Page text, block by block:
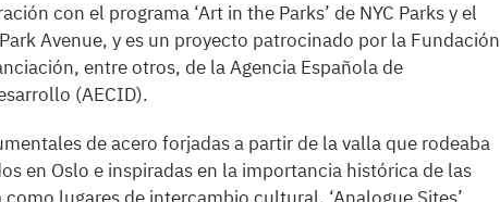
con el programa ‘Art in the Parks’ de NYC Parks y el
Avenue, y es un proyecto patrocinado por la Fundación
entre otros, de la Agencia Española de
(AECID).
de acero forjadas a partir de la valla que rodeaba
en Oslo e inspiradas en la importancia histórica de las